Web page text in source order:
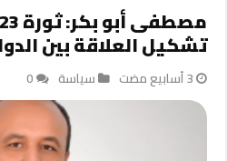
تشكيل العلاقة بين
سياسة 0